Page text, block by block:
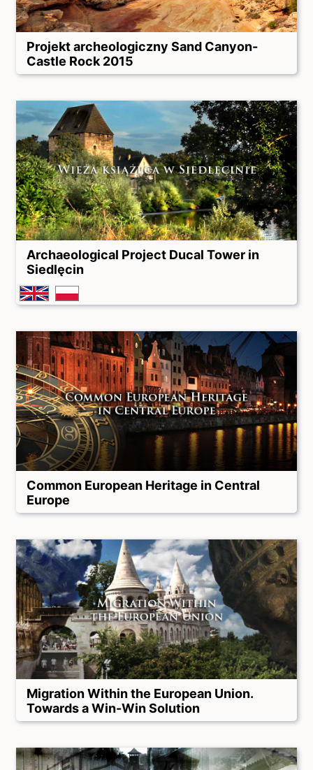
Projekt archeologiczny Sand Canyon-
Castle Rock 2015
Archaeological Project Ducal Tower in
Siedlęcin
Common European Heritage in Central
Europe
Migration Within the European Union.
Towards a Win-Win Solution